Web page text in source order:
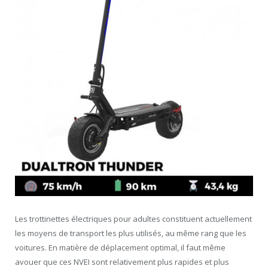
Les trottinettes électriques pour adultes constituent actuellement
les moyens de transport les plus utilisés, au même rang que les
voitures. En matière de déplacement optimal, il faut même
avouer que ces NVEI sont relativement plus rapides et plus